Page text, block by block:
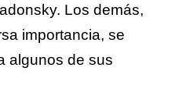
Los demás,
importancia, se
algunos de sus